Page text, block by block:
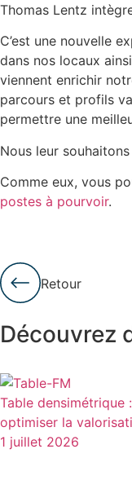
Thomas Lentz
C’est une nouvelle
dans nos locaux
viennent enrichir
parcours et profils
permettre une
Nous leur
Comme eux, vous
postes à pourvoir.
Retour
Découvrez
Table densimétrique
optimiser la
1 juillet 2026